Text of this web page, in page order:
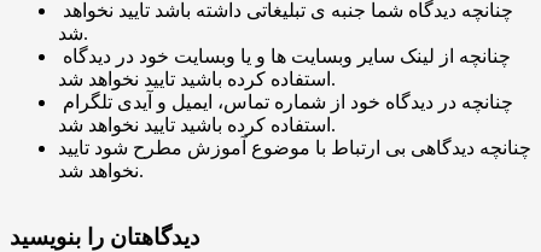
شد.
استفاده کرده باشید تایید نخواهد شد.
استفاده کرده باشید تایید نخواهد شد.
چنانچه دیدگاهی بی ارتباط با موضوع آموزش مطرح شود تایید
نخواهد شد.
دیدگاهتان را بنویسید